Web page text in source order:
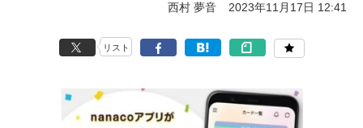
西村 夢音 2023年11月17日 12:41
リスト